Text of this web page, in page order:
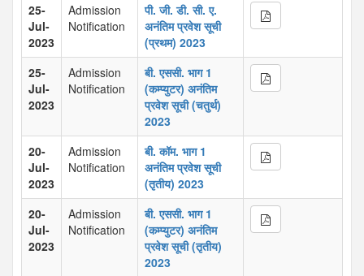
25-
Jul-
2023
Admission
Notification
पी. जी. डी. सी. ए.
अनंतिम प्रवेश सूची
(प्रथम) 2023
25-
Jul-
2023
Admission
Notification
बी. एससी. भाग 1
(कम्प्युटर) अनंतिम
प्रवेश सूची (चतुर्थ)
2023
20-
Jul-
2023
Admission
Notification
बी. कॉम. भाग 1
अनंतिम प्रवेश सूची
(तृतीय) 2023
20-
Jul-
2023
Admission
Notification
बी. एससी. भाग 1
(कम्प्युटर) अनंतिम
प्रवेश सूची (तृतीय)
2023